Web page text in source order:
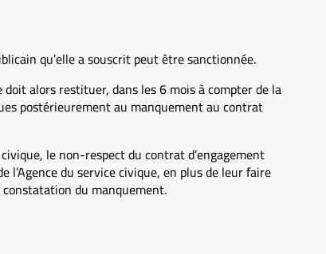
qu’elle a souscrit peut être sanctionnée.
alors restituer, dans les 6 mois à compter de la
postérieurement au manquement au contrat
le non-respect du contrat d’engagement
l’Agence du service civique, en plus de leur faire
du manquement.